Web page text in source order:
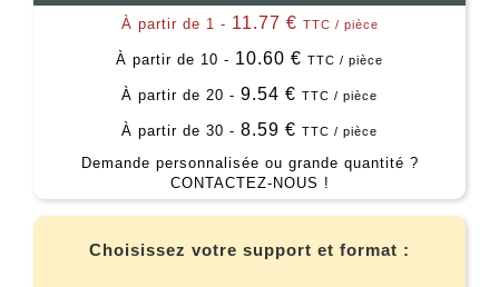
À partir de 1 - 11.77 € TTC / pièce
À partir de 10 - 10.60 € TTC / pièce
À partir de 20 - 9.54 € TTC / pièce
À partir de 30 - 8.59 € TTC / pièce
Demande personnalisée ou grande quantité ?
CONTACTEZ-NOUS !
Choisissez votre support et format :